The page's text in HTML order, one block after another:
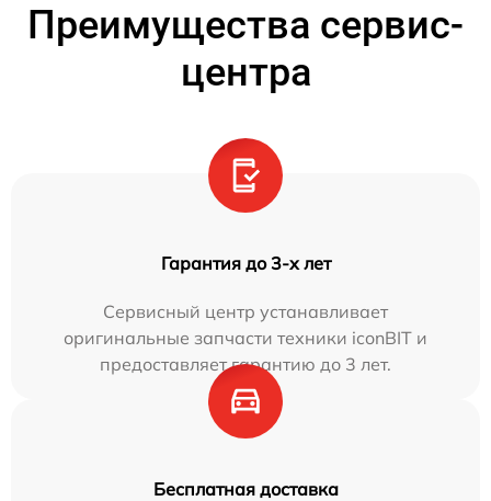
Преимущества сервис-
центра
Гарантия до 3-х лет
Сервисный центр устанавливает
оригинальные запчасти техники iconBIT и
предоставляет гарантию до 3 лет.
Бесплатная доставка